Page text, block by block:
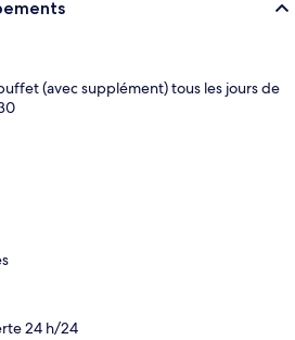
(avec supplément) tous les jours de
24 h/24